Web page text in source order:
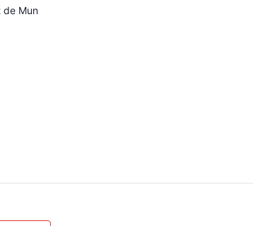
de Mun